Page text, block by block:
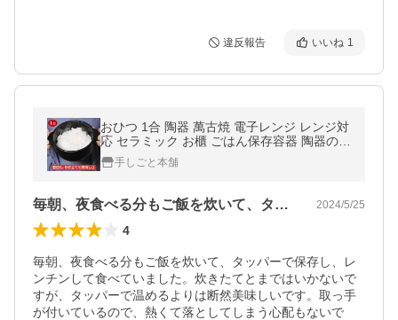
違反報告 いいね 1
おひつ 1合 陶器 萬古焼 電子レンジ レンジ対
応 セラミック お櫃 ごはん保存容器 陶器のお
ひつ 万古焼 弥生陶園 四日市 日本製
手しごと本舗
毎朝、夜食べる分もご飯を炊いて、タッパ… 2024/5/25
4
毎朝、夜食べる分もご飯を炊いて、タッパーで保存し、レ
ンチンして食べていました。炊きたてとまではいかないで
すが、タッパーで温めるよりは断然美味しいです。取っ手
が付いているので、熱くて落としてしまう心配もないで